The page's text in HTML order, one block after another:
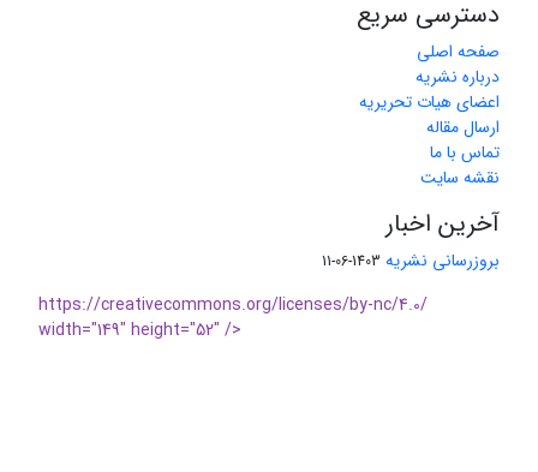
دسترسی سریع
صفحه اصلی
درباره نشریه
اعضای هیات تحریریه
ارسال مقاله
تماس با ما
نقشه سایت
آخرین اخبار
بروزرسانی نشریه 1403-06-11
https://creativecommons.org/licenses/by-nc/4.0/
width="149" height="52" />